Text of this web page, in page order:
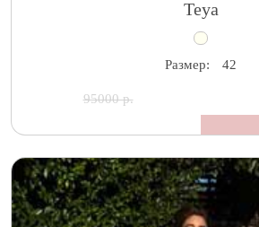
Teya
Размер: 42
95000 р.